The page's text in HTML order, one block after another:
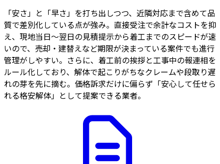
「安さ」と「早さ」を打ち出しつつ、近隣対応まで含めて品
質で差別化している点が強み。直接受注で余計なコストを抑
え、現地当日〜翌日の見積提示から着工までのスピードが速
いので、売却・建替えなど期限が決まっている案件でも進行
管理がしやすい。さらに、着工前の挨拶と工事中の報連相を
ルール化しており、解体で起こりがちなクレームや段取り遅
れの芽を先に摘む。価格訴求だけに偏らず「安心して任せら
れる格安解体」として提案できる業者。